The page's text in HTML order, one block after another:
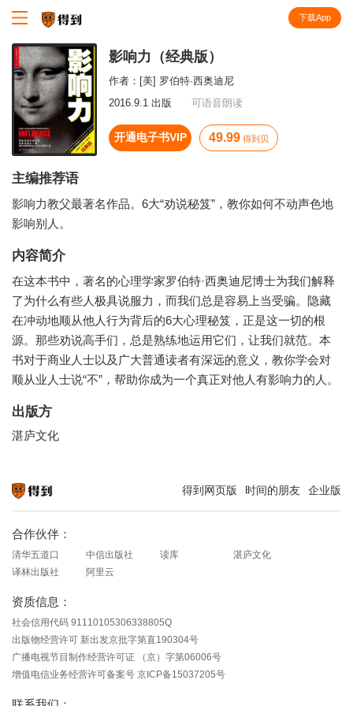
下载App
影响力（经典版）
作者： [美] 罗伯特·西奥迪尼
2016.9.1 出版
可语音朗读
开通电子书VIP 49.99 得到贝
主编推荐语
影响力教父最著名作品。6大“劝说秘笈”，教你如何不动声色地
影响别人。
内容简介
在这本书中，著名的心理学家罗伯特·西奥迪尼博士为我们解释
了为什么有些人极具说服力，而我们总是容易上当受骗。隐藏
在冲动地顺从他人行为背后的6大心理秘笈，正是这一切的根
源。那些劝说高手们，总是熟练地运用它们，让我们就范。本
书对于商业人士以及广大普通读者有深远的意义，教你学会对
顺从业人士说“不”，帮助你成为一个真正对他人有影响力的人。
出版方
湛庐文化
得到网页版 时间的朋友 企业版
合作伙伴：
清华五道口 中信出版社 读库
湛庐文化
译林出版社
阿里云
资质信息：
社会信用代码 91110105306338805Q
出版物经营许可 新出发京批字第直190304号
广播电视节目制作经营许可证 （京）字第06006号
增值电信业务经营许可备案号 京ICP备15037205号